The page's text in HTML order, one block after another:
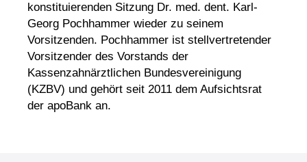
konstituierenden Sitzung Dr. med. dent. Karl-
Georg Pochhammer wieder zu seinem
Vorsitzenden. Pochhammer ist stellvertretender
Vorsitzender des Vorstands der
Kassenzahnärztlichen Bundesvereinigung
(KZBV) und gehört seit 2011 dem Aufsichtsrat
der apoBank an.